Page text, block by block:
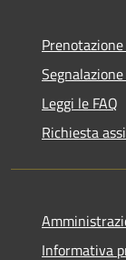
Leggi le FAQ
Richiesta
Informativa